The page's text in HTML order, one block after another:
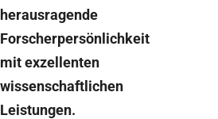
herausragende
Forscherpersönlichkeit
mit exzellenten
wissenschaftlichen
Leistungen.